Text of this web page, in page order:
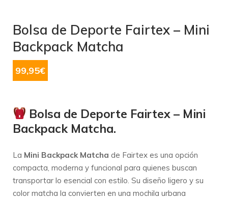
Bolsa de Deporte Fairtex – Mini
Backpack Matcha
99,95€
Bolsa de Deporte Fairtex – Mini
Backpack Matcha.
La Mini Backpack Matcha de Fairtex es una opción
compacta, moderna y funcional para quienes buscan
transportar lo esencial con estilo. Su diseño ligero y su
color matcha la convierten en una mochila urbana